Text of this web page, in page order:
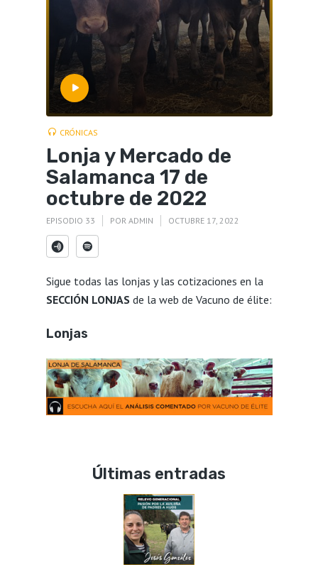
CRÓNICAS
Lonja y Mercado de
Salamanca 17 de
octubre de 2022
EPISODIO 33 POR ADMIN OCTUBRE 17, 2022
Sigue todas las lonjas y las cotizaciones en la
SECCIÓN LONJAS de la web de Vacuno de élite:
Lonjas
Últimas entradas